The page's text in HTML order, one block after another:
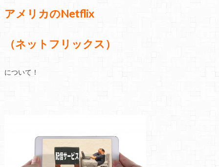
アメリカのNetflix
（ネットフリックス）
について！